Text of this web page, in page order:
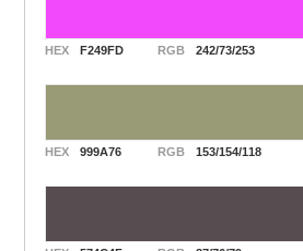
HEX F249FD RGB 242/73/253
HEX 999A76 RGB 153/154/118